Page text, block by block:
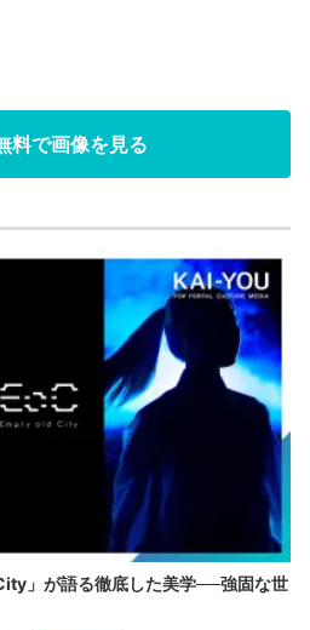
料で画像を見る
」が語る徹底した美学──強固な世